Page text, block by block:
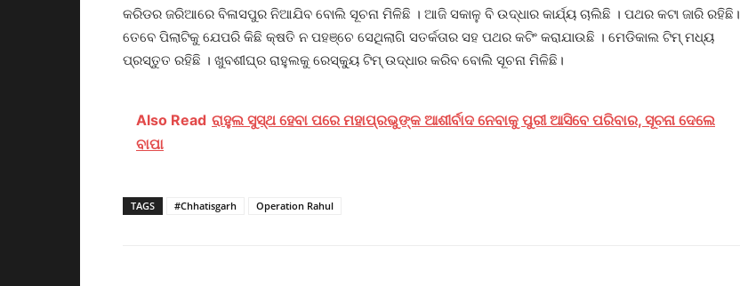
କରିଡର ଜରିଆରେ ବିଳାସପୁର ନିଆଯିବ ବୋଲି ସୂଚନା ମିଳିଛି । ଆଜି ସକାଳୁ ବି ଉଦ୍ଧାର କାର୍ଯ୍ୟ ଚାଲିଛି । ପଥର କଟା ଜାରି ରହିଛି।
ତେବେ ପିଲାଟିକୁ ଯେପରି କିଛି କ୍ଷତି ନ ପହଞ୍ଚେ ସେଥିଲାଗି ସତର୍କତାର ସହ ପଥର କଟିଂ କରାଯାଉଛି । ମେଡିକାଲ ଟିମ୍‌ ମଧ୍ୟ
ପ୍ରସ୍ତୁତ ରହିଛି । ଖୁବଶୀଘ୍ର ରାହୁଲକୁ ରେସ୍କ୍ୟୁ ଟିମ୍ ଉଦ୍ଧାର କରିବ ବୋଲି ସୂଚନା ମିଳିଛି।
Also Read ରାହୁଲ ସୁସ୍ଥ ହେବା ପରେ ମହାପ୍ରଭୁଙ୍କ ଆଶୀର୍ବାଦ ନେବାକୁ ପୁରୀ ଆସିବେ ପରିବାର, ସୂଚନା ଦେଲେ
ବାପା
TAGS #Chhatisgarh Operation Rahul